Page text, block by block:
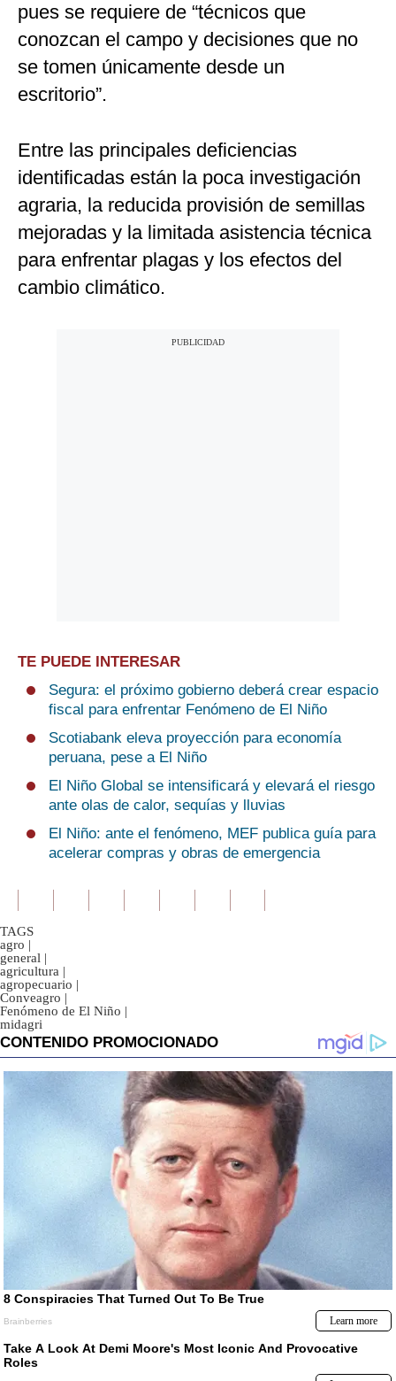
pues se requiere de “técnicos que
conozcan el campo y decisiones que no
se tomen únicamente desde un
escritorio”.
Entre las principales deficiencias
identificadas están la poca investigación
agraria, la reducida provisión de semillas
mejoradas y la limitada asistencia técnica
para enfrentar plagas y los efectos del
cambio climático.
TE PUEDE INTERESAR
Segura: el próximo gobierno deberá crear espacio
fiscal para enfrentar Fenómeno de El Niño
Scotiabank eleva proyección para economía
peruana, pese a El Niño
El Niño Global se intensificará y elevará el riesgo
ante olas de calor, sequías y lluvias
El Niño: ante el fenómeno, MEF publica guía para
acelerar compras y obras de emergencia
TAGS
agro |
general |
agricultura |
agropecuario |
Conveagro |
Fenómeno de El Niño |
midagri